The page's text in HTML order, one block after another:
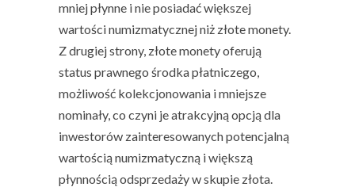
mniej płynne i nie posiadać większej
wartości numizmatycznej niż złote monety.
Z drugiej strony, złote monety oferują
status prawnego środka płatniczego,
możliwość kolekcjonowania i mniejsze
nominały, co czyni je atrakcyjną opcją dla
inwestorów zainteresowanych potencjalną
wartością numizmatyczną i większą
płynnością odsprzedaży wskupie złota